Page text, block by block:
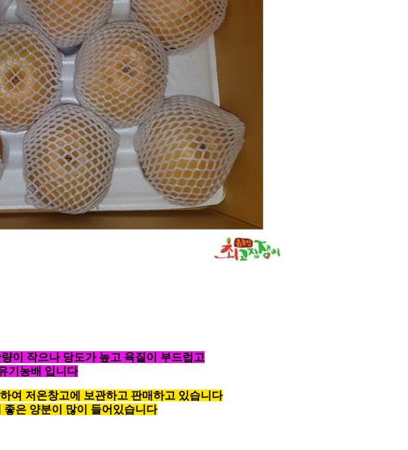
이 작으나 당도가 높고 육질이 부드럽고
기농배 입니다
여 저온창고에 보관하고 판매하고 있습니다
은 양분이 많이 들어있습니다